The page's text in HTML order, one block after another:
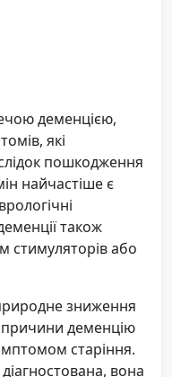
деменцією,
які
пошкодження
найчастіше є
також
стимуляторів або
зниження
причини деменцію
старіння.
вона